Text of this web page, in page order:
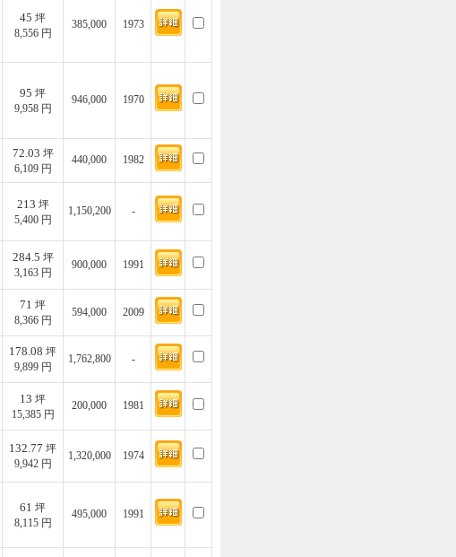
45 坪
8,556 円
385,000 1973
95 坪
9,958 円
946,000 1970
72.03 坪
6,109 円
440,000 1982
213 坪
5,400 円
1,150,200 -
284.5 坪
3,163 円
900,000 1991
71 坪
8,366 円
594,000 2009
178.08 坪
9,899 円
1,762,800 -
13 坪
15,385 円
200,000 1981
132.77 坪
9,942 円
1,320,000 1974
61 坪
8,115 円
495,000 1991